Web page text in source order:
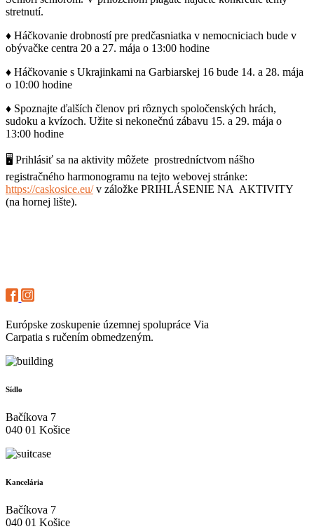
stretnutí.
♦️ Háčkovanie drobností pre predčasniatka v nemocniciach bude v
obývačke centra 20 a 27. mája o 13:00 hodine
♦️ Háčkovanie s Ukrajinkami na Garbiarskej 16 bude 14. a 28. mája
o 10:00 hodine
♦️ Spoznajte ďalších členov pri rôznych spoločenských hrách,
sudoku a kvízoch. Užite si nekonečnú zábavu 15. a 29. mája o
13:00 hodine
🖥 Prihlásiť sa na aktivity môžete prostredníctvom nášho
registračného harmonogramu na tejto webovej stránke:
https://caskosice.eu/v záložke PRIHLÁSENIE NA AKTIVITY
(na hornej lište).
Európske zoskupenie územnej spolupráce Via
Carpatia s ručením obmedzeným.
Sídlo
Bačíkova 7
040 01 Košice
Kancelária
Bačíkova 7
040 01 Košice